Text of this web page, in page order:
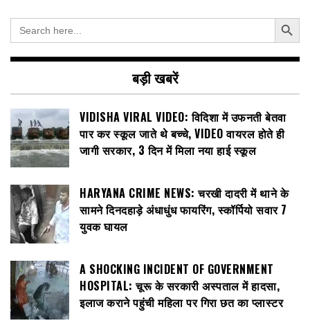
Search
for:
Search Button
बड़ी खबरें
VIDISHA VIRAL VIDEO: विदिशा में उफनती बेतवा
पार कर स्कूल जाते थे बच्चे, VIDEO वायरल होते ही
जागी सरकार, 3 दिन में मिला नया हाई स्कूल
HARYANA CRIME NEWS: चरखी दादरी में थाने के
सामने दिनदहाड़े अंधाधुंध फायरिंग, स्कॉर्पियो सवार 7
युवक घायल
A SHOCKING INCIDENT OF GOVERNMENT
HOSPITAL: चूरू के सरकारी अस्पताल में हादसा,
इलाज कराने पहुंची महिला पर गिरा छत का प्लास्टर